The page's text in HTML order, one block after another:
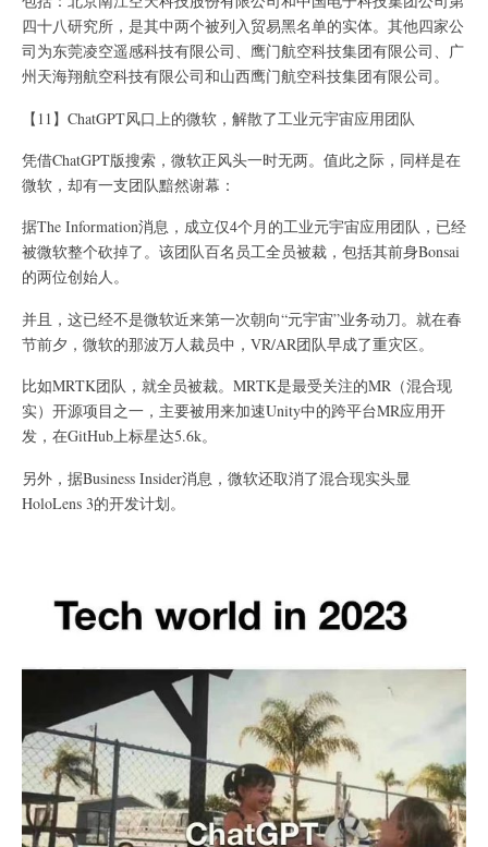
四十八研究所，是其中两个被列入贸易黑名单的实体。其他四家公
司为东莞凌空遥感科技有限公司、鹰门航空科技集团有限公司、广
州天海翔航空科技有限公司和山西鹰门航空科技集团有限公司。
【11】ChatGPT风口上的微软，解散了工业元宇宙应用团队
凭借ChatGPT版搜索，微软正风头一时无两。值此之际，同样是在
微软，却有一支团队黯然谢幕：
据The Information消息，成立仅4个月的工业元宇宙应用团队，已经
被微软整个砍掉了。该团队百名员工全员被裁，包括其前身Bonsai
的两位创始人。
并且，这已经不是微软近来第一次朝向“元宇宙”业务动刀。就在春
节前夕，微软的那波万人裁员中，VR/AR团队早成了重灾区。
比如MRTK团队，就全员被裁。MRTK是最受关注的MR（混合现
实）开源项目之一，主要被用来加速Unity中的跨平台MR应用开
发，在GitHub上标星达5.6k。
另外，据Business Insider消息，微软还取消了混合现实头显
HoloLens 3的开发计划。